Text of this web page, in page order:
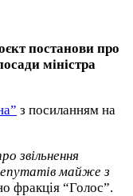
постанови про
міністра
з посиланням на
звільнення
майже з
фракція “Голос”.